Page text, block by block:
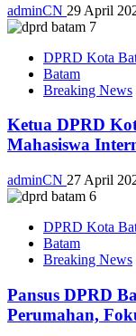
adminCN 29 April
DPRD Kota
Batam
Breaking News
Ketua DPRD
Mahasiswa
adminCN 27 April
DPRD Kota
Batam
Breaking News
Pansus DPRD
Perumahan,